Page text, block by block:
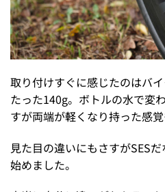
取り付けすぐに感じたのはバイ
たった140g。ボトルの水で変
すが両端が軽くなり持った感覚
見た目の違いにもさすがSES
始めました。